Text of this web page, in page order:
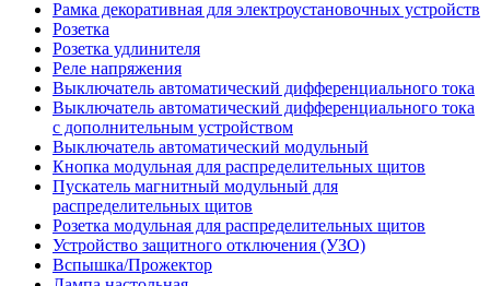
Рамка декоративная для электроустановочных устройств
Розетка
Розетка удлинителя
Реле напряжения
Выключатель автоматический дифференциального тока
Выключатель автоматический дифференциального тока
с дополнительным устройством
Выключатель автоматический модульный
Кнопка модульная для распределительных щитов
Пускатель магнитный модульный для
распределительных щитов
Розетка модульная для распределительных щитов
Устройство защитного отключения (УЗО)
Вспышка/Прожектор